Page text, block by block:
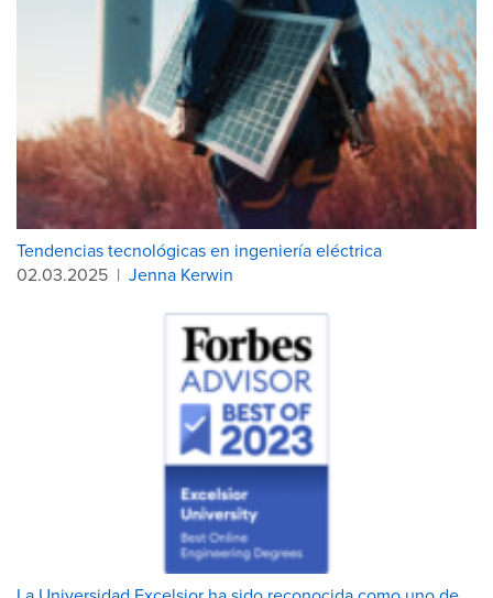
Tendencias tecnológicas en ingeniería eléctrica
02.03.2025 | Jenna Kerwin